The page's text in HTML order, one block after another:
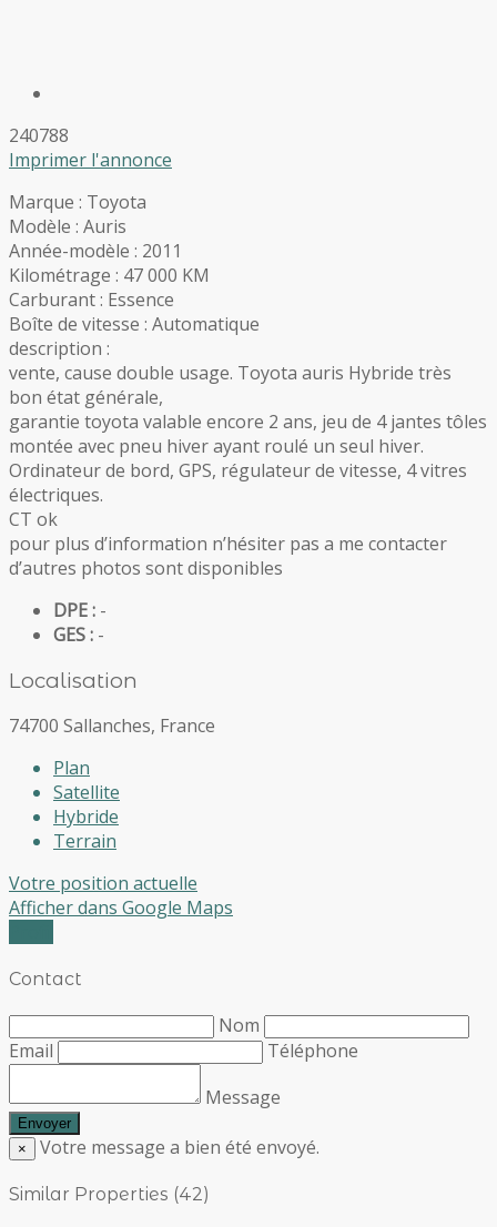
240788
Imprimer l'annonce
Marque : Toyota
Modèle : Auris
Année-modèle : 2011
Kilométrage : 47 000 KM
Carburant : Essence
Boîte de vitesse : Automatique
description :
vente, cause double usage. Toyota auris Hybride très
bon état générale,
garantie toyota valable encore 2 ans, jeu de 4 jantes tôles
montée avec pneu hiver ayant roulé un seul hiver.
Ordinateur de bord, GPS, régulateur de vitesse, 4 vitres
électriques.
CT ok
pour plus d’information n’hésiter pas a me contacter
d’autres photos sont disponibles
DPE : -
GES : -
Localisation
74700 Sallanches, France
Plan
Satellite
Hybride
Terrain
Votre position actuelle
Afficher dans Google Maps
Contact
Nom
Email
Téléphone
Message
× Votre message a bien été envoyé.
Similar Properties (42)